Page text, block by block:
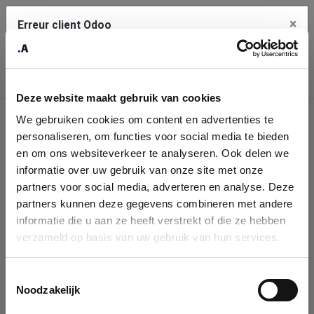
Deze website maakt gebruik van cookies
We gebruiken cookies om content en advertenties te
personaliseren, om functies voor social media te bieden
en om ons websiteverkeer te analyseren. Ook delen we
informatie over uw gebruik van onze site met onze
partners voor social media, adverteren en analyse. Deze
partners kunnen deze gegevens combineren met andere
informatie die u aan ze heeft verstrekt of die ze hebben
verzameld op basis van uw gebruik van hun services.
Noodzakelijk
Identification
de
l'entreprise
Please fill in your company details
form. If you don't find your company in our database, you can create
a new company record with the button below.
Erreur client Odoo ×
Une erreur s'est produite
Utilisez le bouton Copier pour reporter cette erreur à votre
service de support.
Voir les détails
Ok